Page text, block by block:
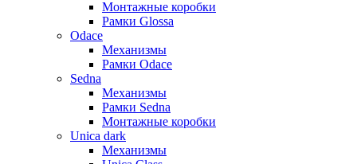
Монтажные коробки
Рамки Glossa
Odace
Механизмы
Рамки Odace
Sedna
Механизмы
Рамки Sedna
Монтажные коробки
Unica dark
Механизмы